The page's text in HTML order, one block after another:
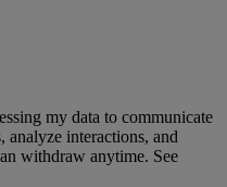
my data to communicate
analyze interactions, and
withdraw anytime. See